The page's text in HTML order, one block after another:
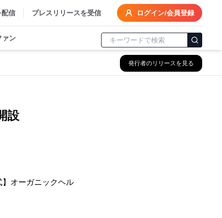
配信 プレスリリースを受信 ログイン/会員登録
ァン
発行者のリリースを見る
設
オーガニックヘル